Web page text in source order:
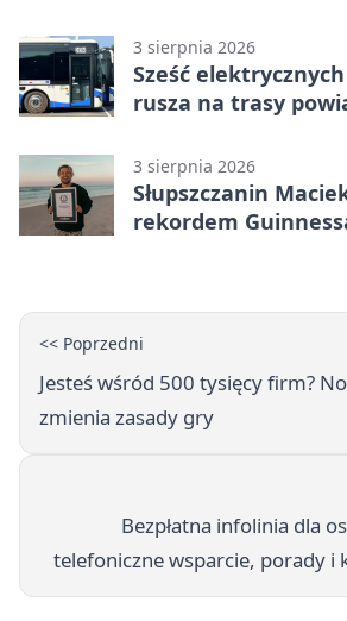
3 sierpnia 2026
Sześć
rusza na trasy
3 sierpnia 2026
Słupszczanin
rekordem
<< Poprzedni
Jesteś wśród 500 tysięcy firm?
zmienia zasady gry
Bezpłatna infolinia dla
telefoniczne wsparcie, porady i